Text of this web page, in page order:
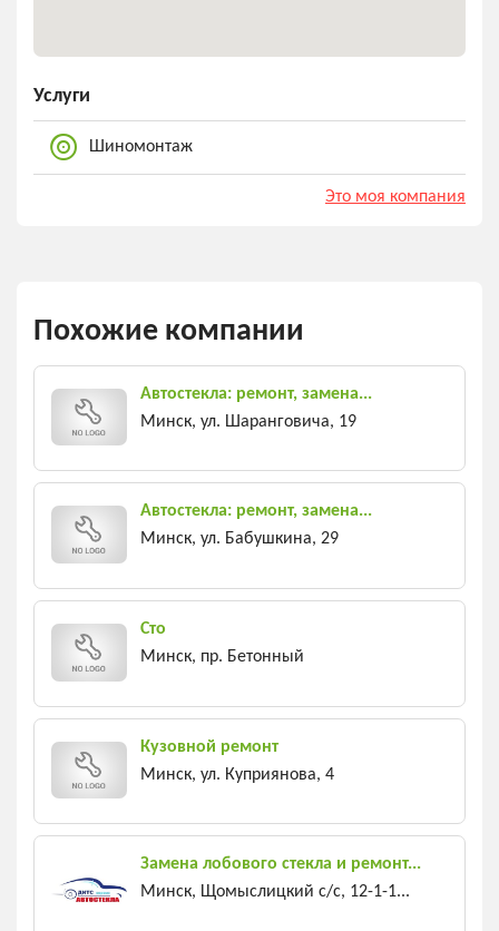
Услуги
Шиномонтаж
Это моя компания
Похожие компании
Автостекла: ремонт, замена...
Минск, ул. Шаранговича, 19
Автостекла: ремонт, замена...
Минск, ул. Бабушкина, 29
Сто
Минск, пр. Бетонный
Кузовной ремонт
Минск, ул. Куприянова, 4
Замена лобового стекла и ремонт...
Минск, Щомыслицкий с/c, 12-1-1...